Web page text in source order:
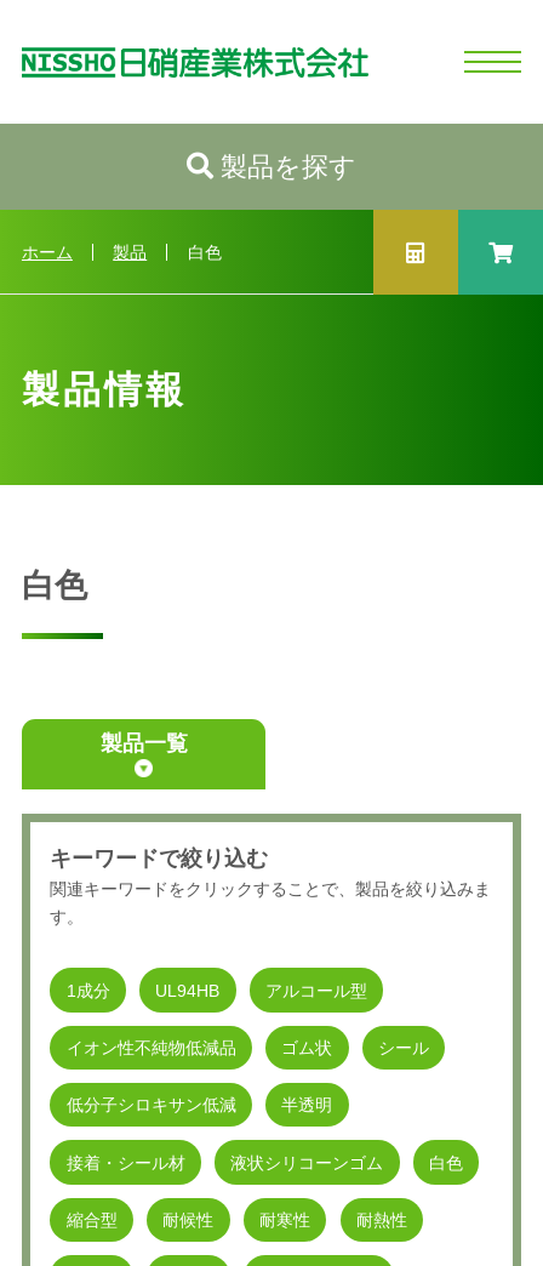
ホーム
日硝産業の強み
シリコーンとは
製品情報
製品情報トップへ カテゴリから探す
業種から探す
会社情報
お問い合わせ
ログイン
新規会員登録
製品を探す
ホーム 製品 白色
製品情報
白色
製品一覧
キーワードで絞り込む
関連キーワードをクリックすることで、製品を絞り込みま
す。
1成分 UL94HB アルコール型
イオン性不純物低減品 ゴム状 シール
低分子シロキサン低減 半透明
接着・シール材 液状シリコーンゴム 白色
縮合型 耐候性 耐寒性 耐熱性